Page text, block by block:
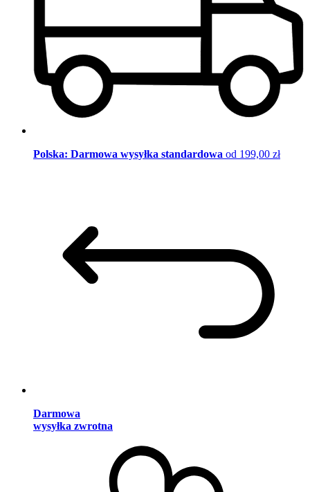
Polska: Darmowa wysyłka standardowa od 199,00 zł
Darmowa
wysyłka zwrotna